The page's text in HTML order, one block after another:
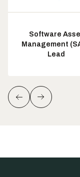
Software
Management
Lead